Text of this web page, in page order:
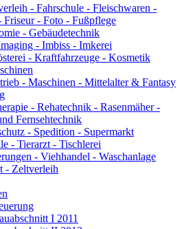
- Fahrschule - Fleischwaren -
Friseur - Foto - Fußpflege
- Gebäudetechnik
- Imbiss - Imkerei
- Kraftfahrzeuge - Kosmetik
- Maschinen - Mittelalter & Fantasy
- Rehatechnik - Rasenmäher -
Fernsehtechnik
- Spedition - Supermarkt
- Tierarzt - Tischlerei
- Viehhandel - Waschanlage
- Zeltverleih
I 2011